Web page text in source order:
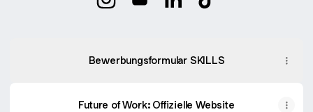
Bewerbungsformular SKILLS
Future of Work: Offizielle Website